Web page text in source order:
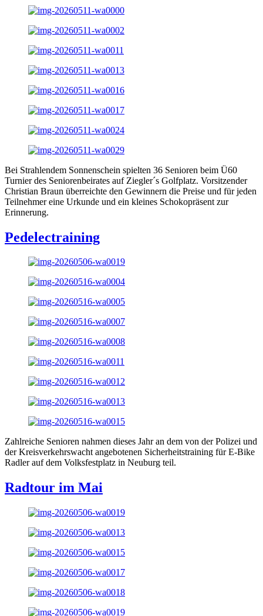
Bei Strahlendem Sonnenschein spielten 36 Senioren beim Ü60
Turnier des Seniorenbeirates auf Ziegler´s Golfplatz. Vorsitzender
Christian Braun überreichte den Gewinnern die Preise und für jeden
Teilnehmer eine Urkunde und ein kleines Schokopräsent zur
Erinnerung.
Pedelectraining
Zahlreiche Senioren nahmen dieses Jahr an dem von der Polizei und
der Kreisverkehrswacht angebotenen Sicherheitstraining für E-Bike
Radler auf dem Volksfestplatz in Neuburg teil.
Radtour im Mai